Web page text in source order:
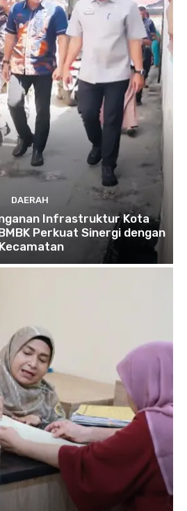
DAERAH
Infrastruktur Kota
Perkuat Sinergi dengan
Kecamatan